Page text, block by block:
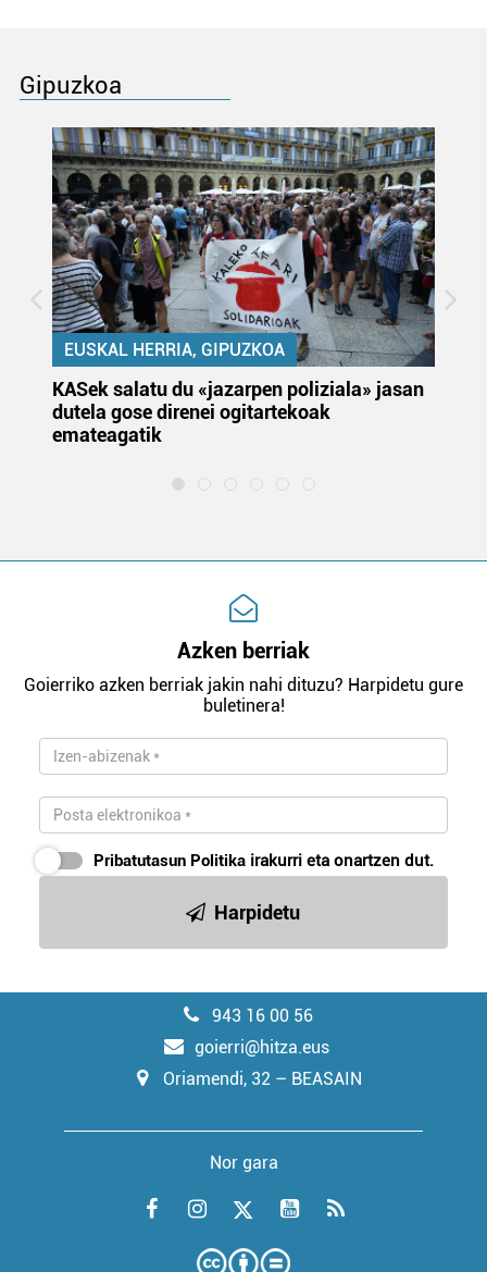
Gipuzkoa
EUSKAL HERRIA, GIPUZKOA
KASek salatu du «jazarpen poliziala» jasan
dutela gose direnei ogitartekoak
emateagatik
Azken berriak
Goierriko azken berriak jakin nahi dituzu? Harpidetu gure
buletinera!
Pribatutasun Politika irakurri eta onartzen dut.
Harpidetu
943 16 00 56
goierri@hitza.eus
Oriamendi, 32 – BEASAIN
Nor gara